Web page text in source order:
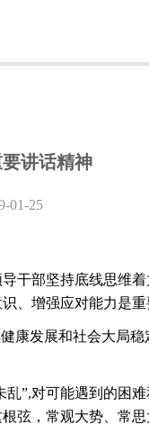
讲话精神
25
干部坚持底线思维
、增强应对能力是重
康发展和社会大局
乱”,对可能遇到的困
弦，常观大势、常